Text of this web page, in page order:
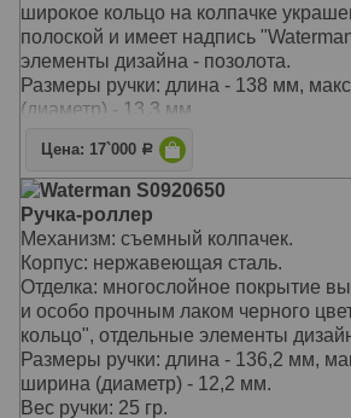
широкое кольцо на колпачке
полоской и имеет надпись
элементы дизайна - позолота.
Размеры ручки: длина - 138 мм,
(диаметр) - 13,3 мм.
Вес ручки: 34 гр.
Цвет: лаковый черный / золотой.
Особенности: используютя
ручек-роллер Waterman, возможно
стандартных стержней Waterman
ручек.
Цена: 17`000 Р
Waterman S0920650
Ручка-роллер
Механизм: съемный колпачек.
Корпус: нержавеющая сталь.
Отделка: многослойное покрытие
и особо прочным лаком черного
кольцо", отдельные элементы
Размеры ручки: длина - 136,2 мм,
ширина (диаметр) - 12,2 мм.
Вес ручки: 25 гр.